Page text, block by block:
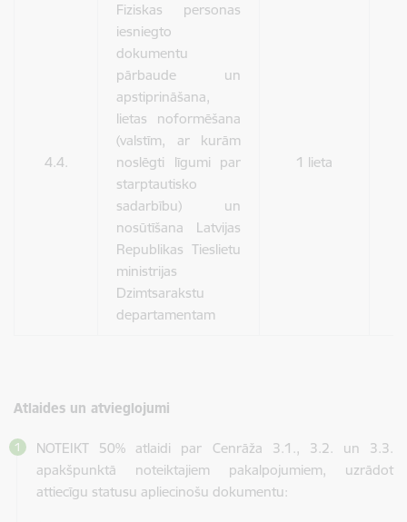
4.4.
Fiziskas personas
iesniegto
dokumentu
pārbaude un
apstiprināšana,
lietas noformēšana
(valstīm, ar kurām
noslēgti līgumi par
starptautisko
sadarbību) un
nosūtīšana Latvijas
Republikas Tieslietu
ministrijas
Dzimtsarakstu
departamentam
1 lieta
Atlaides un atvieglojumi
NOTEIKT 50% atlaidi par Cenrāža 3.1., 3.2. un 3.3.
apakšpunktā noteiktajiem pakalpojumiem, uzrādot
attiecīgu statusu apliecinošu dokumentu: